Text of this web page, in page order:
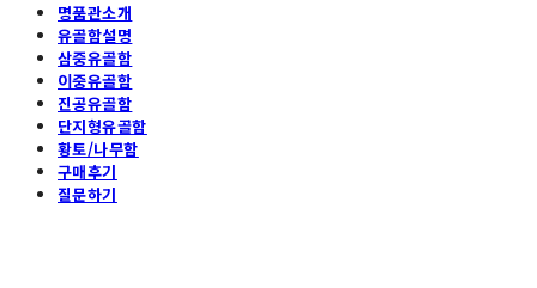
명품관소개
유골함설명
삼중유골함
이중유골함
진공유골함
단지형유골함
황토/나무함
구매후기
질문하기